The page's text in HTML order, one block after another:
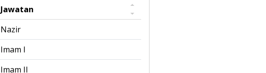
Jawatan
Nazir
Imam I
Imam II